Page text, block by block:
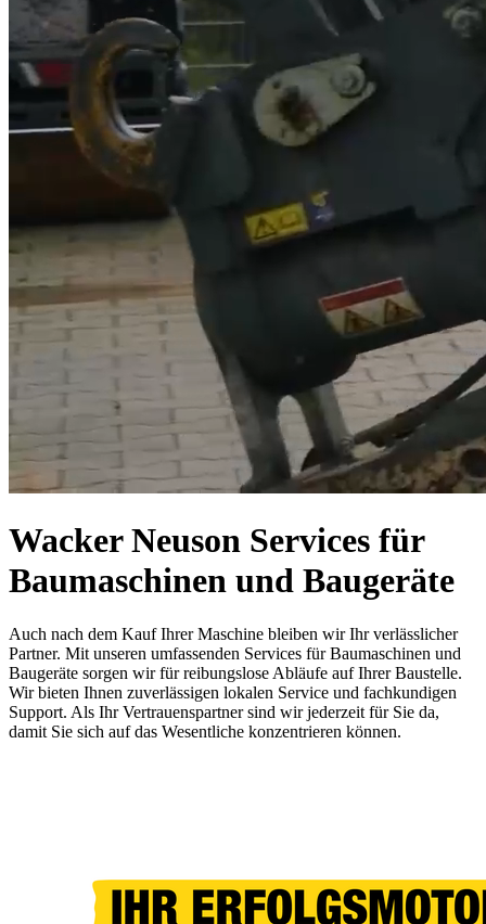
Wacker Neuson Services für
Baumaschinen und Baugeräte
Auch nach dem Kauf Ihrer Maschine bleiben wir Ihr verlässlicher
Partner. Mit unseren umfassenden Services für Baumaschinen und
Baugeräte sorgen wir für reibungslose Abläufe auf Ihrer Baustelle.
Wir bieten Ihnen zuverlässigen lokalen Service und fachkundigen
Support. Als Ihr Vertrauenspartner sind wir jederzeit für Sie da,
damit Sie sich auf das Wesentliche konzentrieren können.